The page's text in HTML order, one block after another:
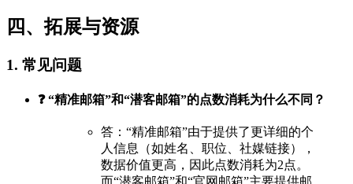
四、拓展与资源
1. 常见问题
❓ “精准邮箱”和“潜客邮箱”的点数消耗为什么不同？
答：“精准邮箱”由于提供了更详细的个
人信息（如姓名、职位、社媒链接），
数据价值更高，因此点数消耗为2点。
而“潜客邮箱”和“官网邮箱”主要提供邮